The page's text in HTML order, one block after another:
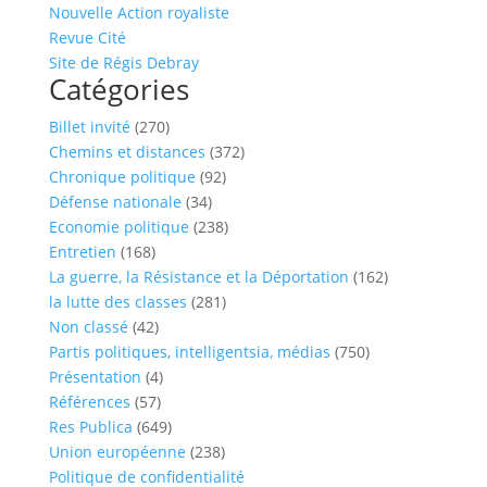
Nouvelle Action royaliste
Revue Cité
Site de Régis Debray
Catégories
Billet invité (270)
Chemins et distances (372)
Chronique politique (92)
Défense nationale (34)
Economie politique (238)
Entretien (168)
La guerre, la Résistance et la Déportation (162)
la lutte des classes (281)
Non classé (42)
Partis politiques, intelligentsia, médias (750)
Présentation (4)
Références (57)
Res Publica (649)
Union européenne (238)
Politique de confidentialité